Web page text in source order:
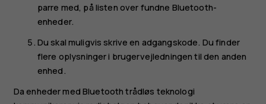
parre med, på listen over fundne Bluetooth-
enheder.
Du skal muligvis skrive en adgangskode. Du finder
flere oplysninger i brugervejledningen til den anden
enhed.
Da enheder med Bluetooth trådløs teknologi